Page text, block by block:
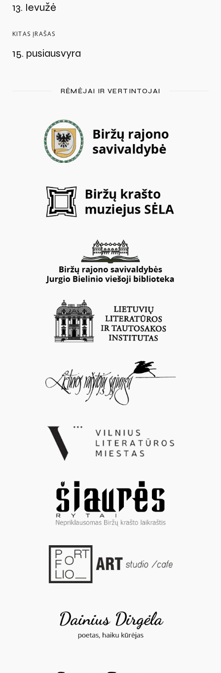
13. Ievužė
KITAS ĮRAŠAS
15. pusiausvyra
RĖMĖJAI IR VERTINTOJAI